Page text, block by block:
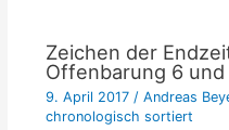
Zeichen der
Offenbarung 6
9. April 2017 / Andreas
chronologisch sortiert